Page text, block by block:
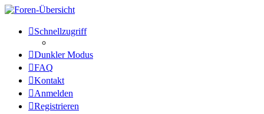
Die Sechser - Anlagenmeisterei
und Treffpunkt für
Eisenbahnverrückte
Anlagenmeisterei
Schnellzugriff
Dunkler Modus
FAQ
Kontakt
Anmelden
Registrieren